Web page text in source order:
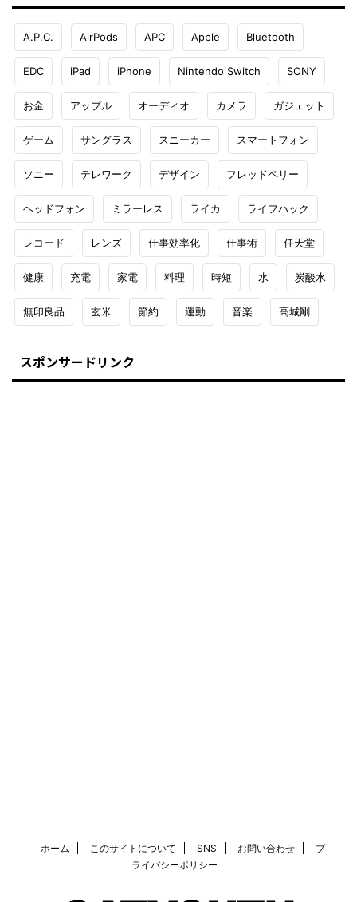
A.P.C. AirPods APC Apple Bluetooth
EDC iPad iPhone Nintendo Switch SONY
お金 アップル オーディオ カメラ ガジェット
ゲーム サングラス スニーカー スマートフォン
ソニー テレワーク デザイン フレッドペリー
ヘッドフォン ミラーレス ライカ ライフハック
レコード レンズ 仕事効率化 仕事術 任天堂
健康 充電 家電 料理 時短 水 炭酸水
無印良品 玄米 節約 運動 音楽 高城剛
スポンサードリンク
ホーム このサイトについて SNS お問い合わせ
プ
ライバシーポリシー